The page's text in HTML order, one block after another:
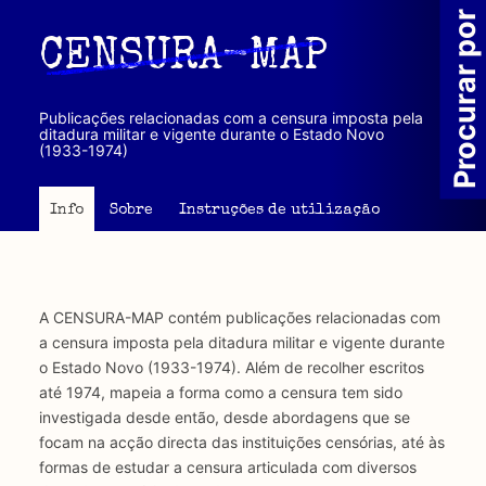
principal
CENSURA-MAP
Publicações relacionadas com a censura imposta pela
ditadura militar e vigente durante o Estado Novo
(1933-1974)
Info Sobre Instruções de utilização
A CENSURA-MAP contém publicações relacionadas com
a censura imposta pela ditadura militar e vigente durante
o Estado Novo (1933-1974). Além de recolher escritos
até 1974, mapeia a forma como a censura tem sido
investigada desde então, desde abordagens que se
focam na acção directa das instituições censórias, até às
formas de estudar a censura articulada com diversos
Procurar por